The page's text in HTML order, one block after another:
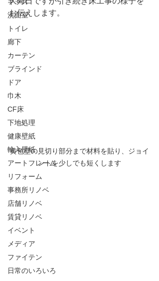
洗面室
トイレ
廊下
カーテン
ブラインド
ドア
巾木
CF床
下地処理
健康壁紙
輸入壁紙
アートフレーム
リフォーム
事務所リノベ
店舗リノベ
賃貸リノベ
イベント
メディア
ファイテン
日常のいろいろ
お伝えします。
黄色壁の見切り部分まで材料を貼り、ジョイ
ントを少しでも短くします